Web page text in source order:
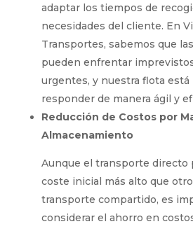
adaptar los tiempos de
necesidades del cliente. En
Transportes, sabemos que
pueden enfrentar
urgentes, y nuestra flota está
responder de manera ágil y
Reducción de Costos por
Almacenamiento
Aunque el transporte directo
coste inicial más alto que
transporte compartido, es
considerar el ahorro en